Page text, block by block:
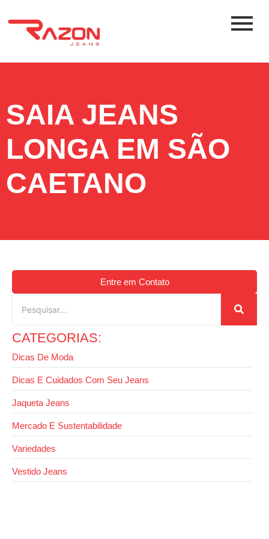
SAIA JEANS
LONGA EM SÃO
CAETANO
Entre em Contato
CATEGORIAS:
Dicas De Moda
Dicas E Cuidados Com Seu Jeans
Jaqueta Jeans
Mercado E Sustentabilidade
Variedades
Vestido Jeans